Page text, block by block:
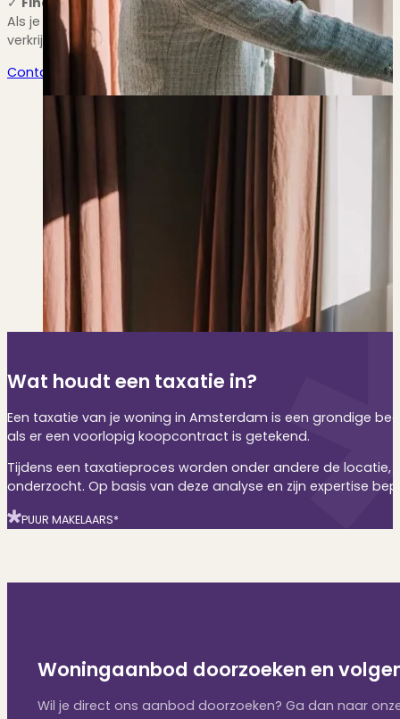
Als je een hypotheek aanvraagt, zal de geldverstrekker
verkrijgen die je nodig hebt voor de aankoop of
Contact opnemen
Transparant, zowel offline als online
Wat houdt een taxatie in?
Een taxatie van je woning in Amsterdam is een grondige
als er een voorlopig koopcontract is getekend.
Tijdens een taxatieproces worden onder andere de
onderzocht. Op basis van deze analyse en zijn expertise
PUUR MAKELAARS*
Woningaanbod doorzoeken en
Wil je direct ons aanbod doorzoeken? Ga dan naar